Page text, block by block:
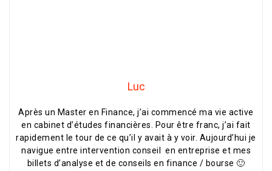
Luc
Après un Master en Finance, j’ai commencé ma vie active
en cabinet d’études financières. Pour être franc, j’ai fait
rapidement le tour de ce qu’il y avait à y voir. Aujourd’hui je
navigue entre intervention conseil en entreprise et mes
billets d’analyse et de conseils en finance / bourse 🙂